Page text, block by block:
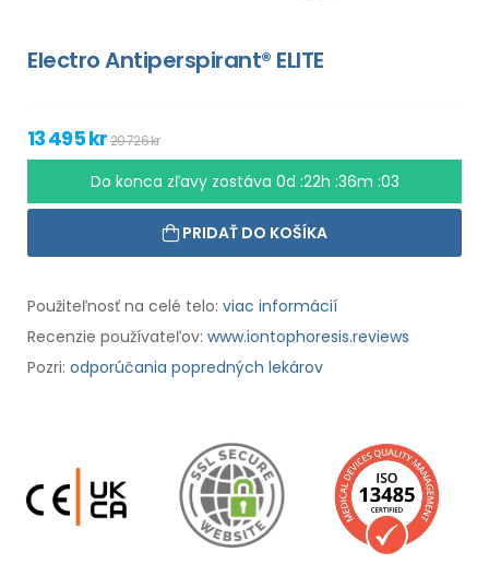
Electro Antiperspirant® ELITE
13 495 kr20 726 kr
Do konca zľavy zostáva 0d :22h :36m :02
PRIDAŤ DO KOŠÍKA
Použiteľnosť na celé telo: viac informácií
Recenzie používateľov: www.iontophoresis.reviews
Pozri: odporúčania popredných lekárov